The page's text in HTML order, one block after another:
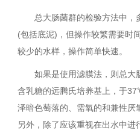
总大肠菌群的检验方法中，
(包括底泥)，但操作较繁需要时
较少的水样，操作简单快速。
如果是使用滤膜法，则总大
含乳糖的远腾氏培养基上，于
泽暗色萄落的、需氧的和兼性厌
另外，除了应该重视在出水中